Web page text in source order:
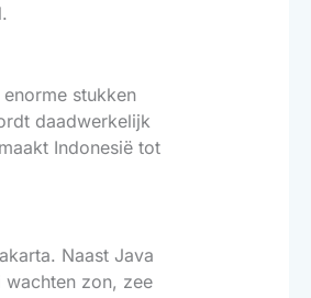
stukken
daadwerkelijk
Indonesië tot
Naast Java
wachten zon, zee